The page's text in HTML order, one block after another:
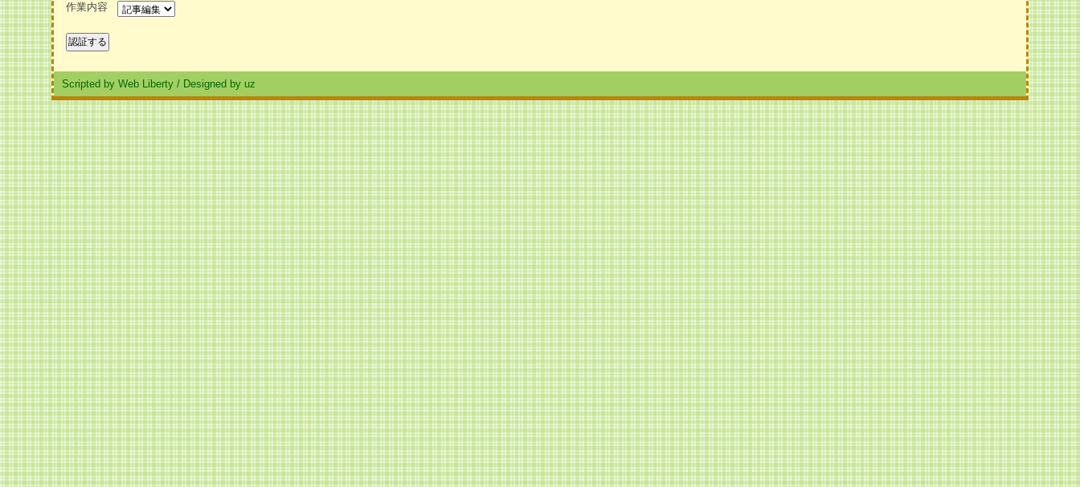
作業内容
Scripted by Web Liberty / Designed by uz